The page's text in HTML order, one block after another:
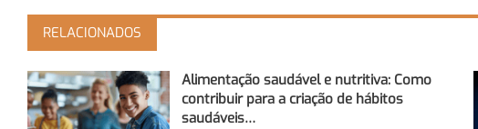
RELACIONADOS
Alimentação saudável e nutritiva: Como
contribuir para a criação de hábitos
saudáveis…